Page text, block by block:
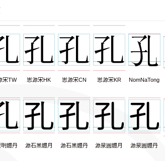
宋TW 思源宋HK 思源宋CN 思源宋KR NomNaTong
明體丹 源石黑體月 源石黑體丹 源泉圓體月 源泉圓體丹